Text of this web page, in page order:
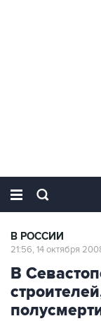
В РОССИИ
21:56, 14 октября
В